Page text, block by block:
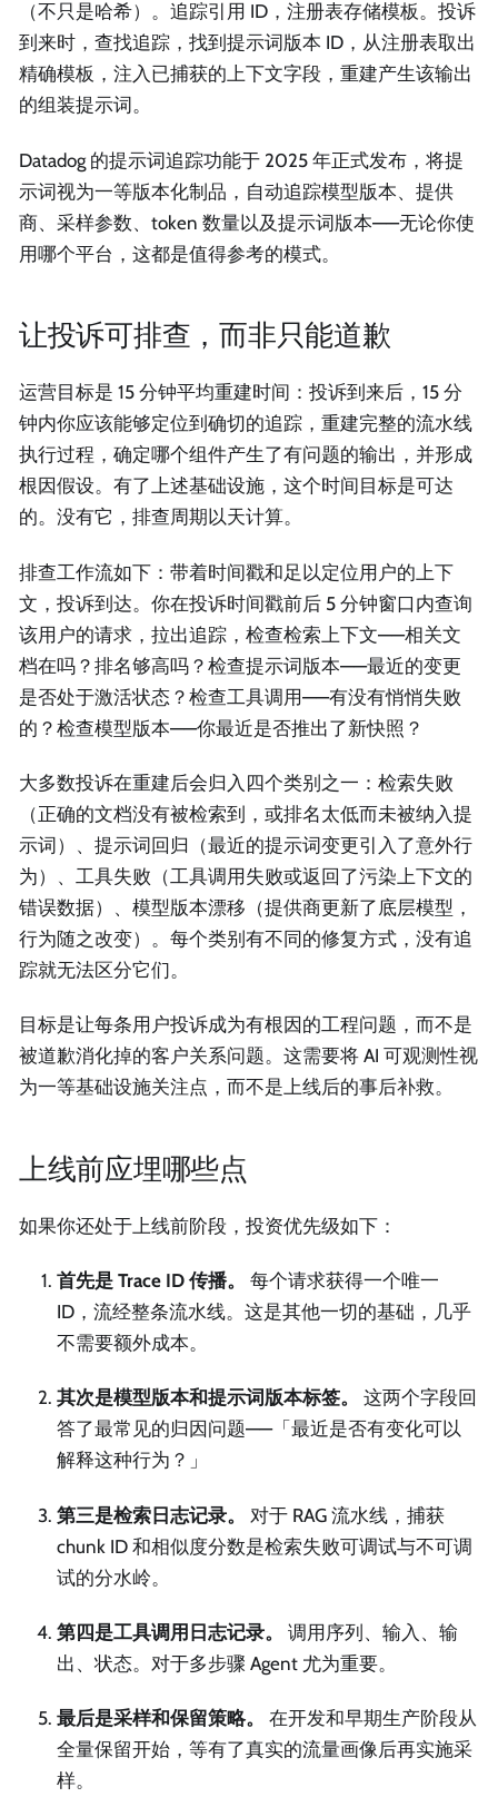
（不只是哈希）。追踪引用 ID，注册表存储模板。投诉
到来时，查找追踪，找到提示词版本 ID，从注册表取出
精确模板，注入已捕获的上下文字段，重建产生该输出
的组装提示词。
Datadog 的提示词追踪功能于 2025 年正式发布，将提
示词视为一等版本化制品，自动追踪模型版本、提供
商、采样参数、token 数量以及提示词版本——无论你使
用哪个平台，这都是值得参考的模式。
让投诉可排查，而非只能道歉
运营目标是 15 分钟平均重建时间：投诉到来后，15 分
钟内你应该能够定位到确切的追踪，重建完整的流水线
执行过程，确定哪个组件产生了有问题的输出，并形成
根因假设。有了上述基础设施，这个时间目标是可达
的。没有它，排查周期以天计算。
排查工作流如下：带着时间戳和足以定位用户的上下
文，投诉到达。你在投诉时间戳前后 5 分钟窗口内查询
该用户的请求，拉出追踪，检查检索上下文——相关文
档在吗？排名够高吗？检查提示词版本——最近的变更
是否处于激活状态？检查工具调用——有没有悄悄失败
的？检查模型版本——你最近是否推出了新快照？
大多数投诉在重建后会归入四个类别之一：检索失败
（正确的文档没有被检索到，或排名太低而未被纳入提
示词）、提示词回归（最近的提示词变更引入了意外行
为）、工具失败（工具调用失败或返回了污染上下文的
错误数据）、模型版本漂移（提供商更新了底层模型，
行为随之改变）。每个类别有不同的修复方式，没有追
踪就无法区分它们。
目标是让每条用户投诉成为有根因的工程问题，而不是
被道歉消化掉的客户关系问题。这需要将 AI 可观测性视
为一等基础设施关注点，而不是上线后的事后补救。
上线前应埋哪些点
如果你还处于上线前阶段，投资优先级如下：
首先是 Trace ID 传播。
每个请求获得一个唯一
ID，流经整条流水线。这是其他一切的基础，几乎
不需要额外成本。
其次是模型版本和提示词版本标签。
这两个字段回
答了最常见的归因问题——「最近是否有变化可以
解释这种行为？」
第三是检索日志记录。
对于 RAG 流水线，捕获
chunk ID 和相似度分数是检索失败可调试与不可调
试的分水岭。
第四是工具调用日志记录。
调用序列、输入、输
出、状态。对于多步骤 Agent 尤为重要。
最后是采样和保留策略。
在开发和早期生产阶段从
全量保留开始，等有了真实的流量画像后再实施采
样。